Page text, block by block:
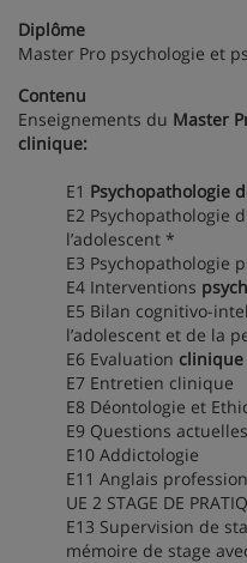
Diplôme
Master Pro psychologie et
Contenu
Enseignements du Master
clinique:
E1 Psychopathologie
E2 Psychopathologie
l’adolescent *
E3 Psychopathologie
E4 Interventions
E5 Bilan cognitivo-
l’adolescent et de la
E6 Evaluation clinique
E7 Entretien clinique
E8 Déontologie et
E9 Questions
E10 Addictologie
E11 Anglais
UE 2 STAGE DE
E13 Supervision de
mémoire de stage